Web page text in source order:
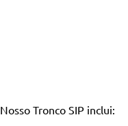
Nosso Tronco SIP inclui: